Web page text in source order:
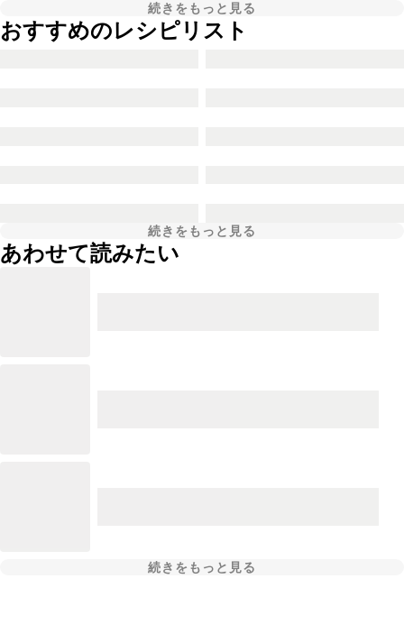
続きをもっと見る
おすすめのレシピリスト
続きをもっと見る
あわせて読みたい
続きをもっと見る